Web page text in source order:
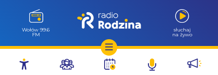
Przejdź
Wołów 99.6
FM
słuchaj
na żywo